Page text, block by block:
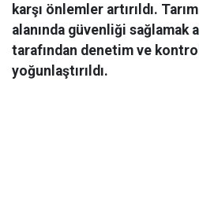
karşı önlemler artırıldı.
alanında güvenliği sağlamak
tarafından denetim ve
yoğunlaştırıldı.